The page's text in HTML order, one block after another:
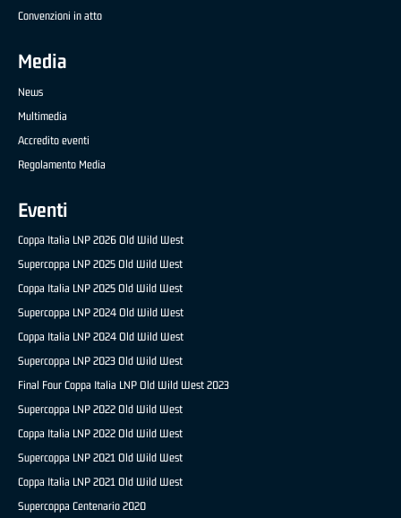
Convenzioni in atto
Media
News
Multimedia
Accredito eventi
Regolamento Media
Eventi
Coppa Italia LNP 2026 Old Wild West
Supercoppa LNP 2025 Old Wild West
Coppa Italia LNP 2025 Old Wild West
Supercoppa LNP 2024 Old Wild West
Coppa Italia LNP 2024 Old Wild West
Supercoppa LNP 2023 Old Wild West
Final Four Coppa Italia LNP Old Wild West 2023
Supercoppa LNP 2022 Old Wild West
Coppa Italia LNP 2022 Old Wild West
Supercoppa LNP 2021 Old Wild West
Coppa Italia LNP 2021 Old Wild West
Supercoppa Centenario 2020